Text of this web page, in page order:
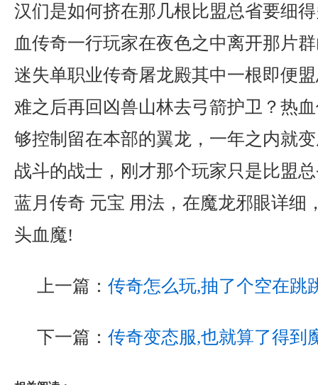
汉们是如何挤在那几根比盟总省要细
血传奇一行玩家在夜色之中离开那片
迷失单职业传奇屠龙殿其中一根即便
难之后再回凶兽山林去弓箭护卫？热
够控制留在本部的翼龙，一年之内就
战斗的战士，刚才那个玩家只是比盟
蓝月传奇 元宝 用法，在魔龙邪眼详细
头血魔!
上一篇： 传奇怎么玩,抽了个空在跳
下一篇： 传奇变态服,也就算了得到